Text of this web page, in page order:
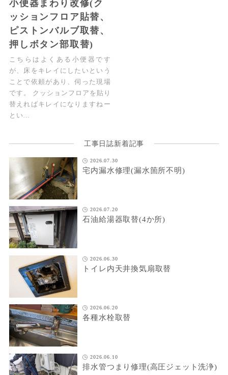
小便器まわり改修(ク
ッションフロア貼替、
ピストンバルブ取替、
押しボタン部取替)
こちらはよくある小便器です
が、床をキレイにしたいという
ことで依頼があり、伺った現場
です。 クッションフロアを貼り
替えればキレイになりますねー
とい…
工事日誌新着記事
2026.07.30
宅内漏水修理(漏水箇所不明)
2026.07.20
石油給湯器取替(4か所)
2026.06.30
トイレ内天井換気扇取替
2026.06.20
各種水栓取替
2026.06.10
排水管つまり修理(高圧ジェット洗浄)